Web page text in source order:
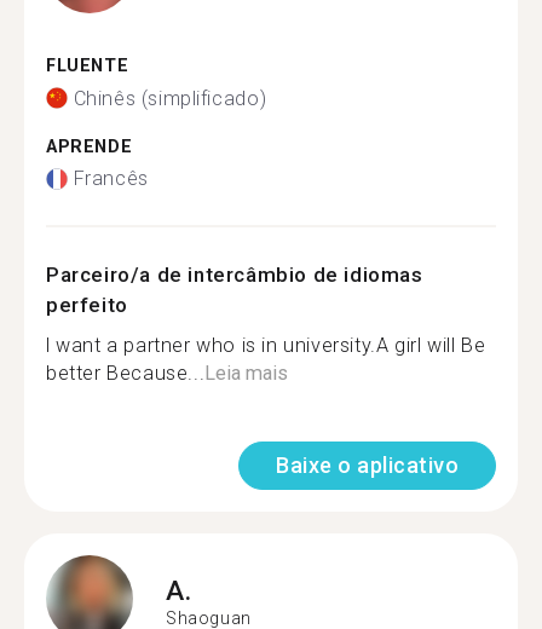
FLUENTE
Chinês (simplificado)
APRENDE
Francês
Parceiro/a de intercâmbio de idiomas
perfeito
l want a partner who is in university.A girl will Be
better Because...Leia mais
Baixe o aplicativo
A.
Shaoguan